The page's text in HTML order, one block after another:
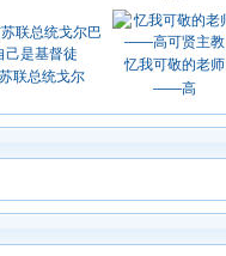
联总统戈尔
忆我可敬的老师
——高